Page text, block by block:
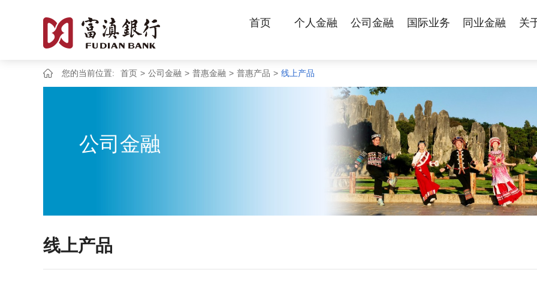
首页 个人金融 公司金融 国际业务 同业金融 关
您的当前位置: 首页 > 公司金融 > 普惠金融 > 普惠产品 > 线上产品
公司金融
线上产品